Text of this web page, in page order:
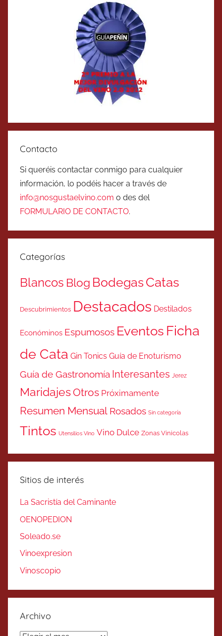
Contacto
Si queréis contactar conmigo para cualquier
información, lo podéis hacer a través de
info@nosgustaelvino.com o des del
FORMULARIO DE CONTACTO.
Categorías
Blancos Blog BodegasCatas
Descubrimientos Destacados Destilados
Económinos Espumosos Eventos Ficha
de Cata Gin Tonics Guía de Enoturismo
Guía de Gastronomía Interesantes Jerez
MaridajesOtros Próximamente
Resumen Mensual Rosados Sin categoría
Tintos Utensilios Vino Vino Dulce Zonas Vinicolas
Sitios de interés
La Sacristía del Caminante
OENOPEDION
Soleado.se
Vinoexpresion
Vinoscopio
Archivo